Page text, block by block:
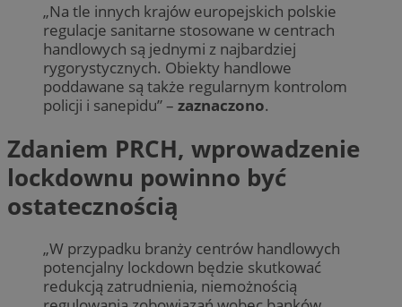
„Na tle innych krajów europejskich polskie
regulacje sanitarne stosowane w centrach
handlowych są jednymi z najbardziej
rygorystycznych. Obiekty handlowe
poddawane są także regularnym kontrolom
policji i sanepidu” – zaznaczono.
Zdaniem PRCH, wprowadzenie
lockdownu powinno być
ostatecznością
„W przypadku branży centrów handlowych
potencjalny lockdown będzie skutkować
redukcją zatrudnienia, niemożnością